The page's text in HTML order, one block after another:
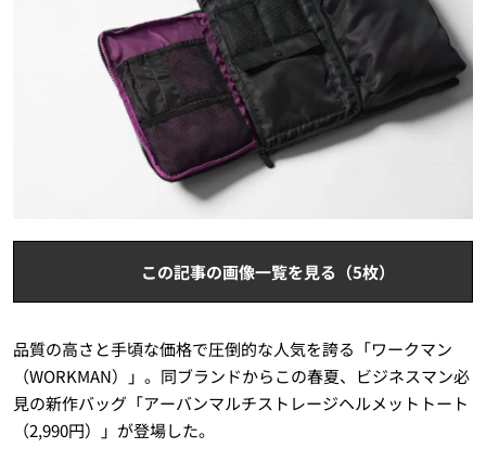
この記事の画像一覧を見る（5枚）
品質の高さと手頃な価格で圧倒的な人気を誇る「ワークマン
（WORKMAN）」。同ブランドからこの春夏、ビジネスマン必
見の新作バッグ「アーバンマルチストレージヘルメットトート
（2,990円）」が登場した。